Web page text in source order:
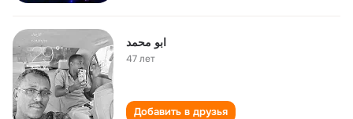
ابو محمد
47 лет
Добавить в друзья